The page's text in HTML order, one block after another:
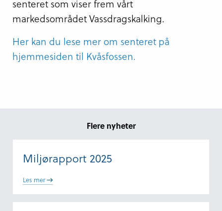
senteret som viser frem vårt
markedsområdet Vassdragskalking.
Her kan du lese mer om senteret på
hjemmesiden til Kvåsfossen.
Flere nyheter
Miljørapport 2025
Les mer